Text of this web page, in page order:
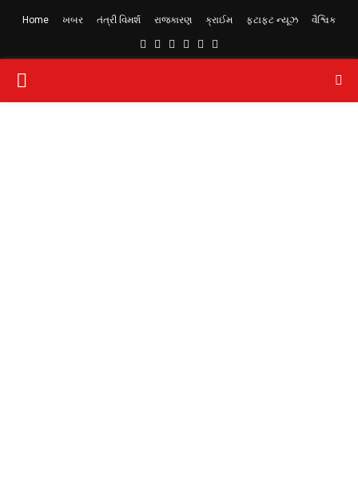
Home ખબર તંત્રી વિમર્શ રાજકારણ ક્રાઈમ ફટાફટ ન્યૂઝ વૈશ્વિક
Facebook
TwitterInstagram
YoutubeTelegram
PRIMARY